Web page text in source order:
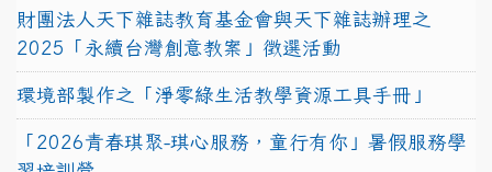
財團法人天下雜誌教育基金會與天下雜誌辦理之
2025「永續台灣創意教案」徵選活動
環境部製作之「淨零綠生活教學資源工具手冊」
「2026青春琪聚-琪心服務，童行有你」暑假服務學